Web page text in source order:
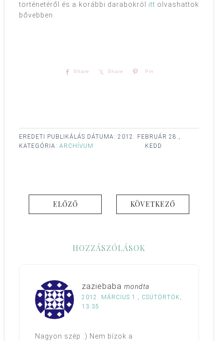
történetéről és a korábbi darabokról itt olvashattok
bővebben.
Share Share Pin
EREDETI PUBLIKÁLÁS DÁTUMA: 2012. FEBRUÁR 28.,
KEDD
KATEGÓRIA: ARCHÍVUM
ELŐZŐ KÖVETKEZŐ
HOZZÁSZÓLÁSOK
zaziebaba mondta
2012. MÁRCIUS 1., CSÜTÖRTÖK,
13:35
Nagyon szép :) Nem bízok a